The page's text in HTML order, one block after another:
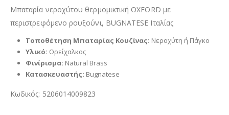
Μπαταρία νεροχύτου θερμομικτική OXFORD με
περιστρεφόμενο ρουξούνι, BUGNATESE Ιταλίας
Τοποθέτηση Μπαταρίας Κουζίνας: Νεροχύτη ή Πάγκο
Υλικό: Ορείχαλκος
Φινίρισμα: Natural Brass
Κατασκευαστής: Bugnatese
Κωδικός: 5206014009823